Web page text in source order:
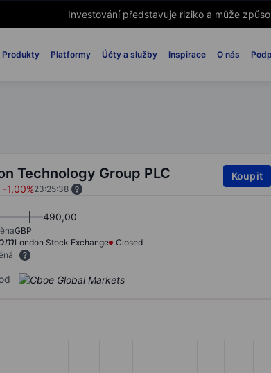
Investování představuje riziko a může
Produkty Platformy Účty a služby Inspirace O nás
Technology Group PLC
-1,00%23:25:38
Koupit
490,00
GBP
London Stock Exchange
Closed